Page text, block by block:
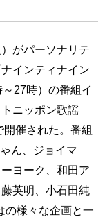
がパーソナリテ
インティナイン
27時）の番組イ
ニッポン歌謡
催された。番組
ん、ジョイマ
ヨーク、和田ア
英明、小石田純
の様々な企画と一